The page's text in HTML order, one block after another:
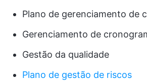
Plano de gerenciamento de
Gerenciamento de
Gestão da qualidade
Plano de gestão de riscos